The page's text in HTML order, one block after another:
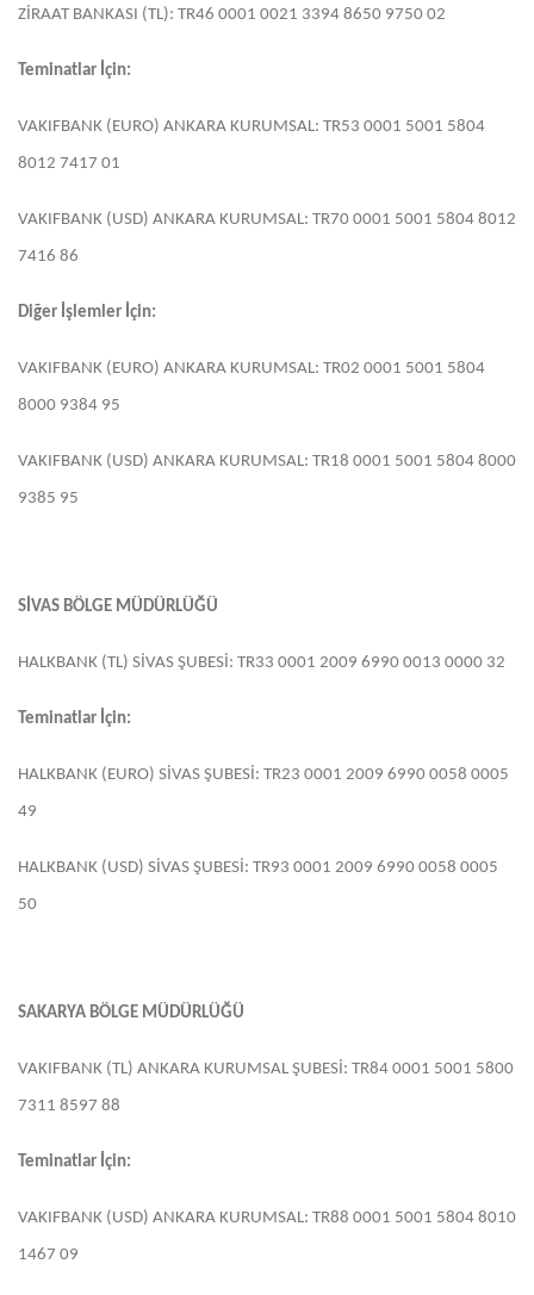
ZİRAAT BANKASI (TL): TR46 0001 0021 3394 8650 9750 02
Teminatlar İçin:
VAKIFBANK (EURO) ANKARA KURUMSAL: TR53 0001 5001 5804
8012 7417 01
VAKIFBANK (USD) ANKARA KURUMSAL: TR70 0001 5001 5804 8012
7416 86
Diğer İşlemler İçin:
VAKIFBANK (EURO) ANKARA KURUMSAL: TR02 0001 5001 5804
8000 9384 95
VAKIFBANK (USD) ANKARA KURUMSAL: TR18 0001 5001 5804 8000
9385 95
SİVAS BÖLGE MÜDÜRLÜĞÜ
HALKBANK (TL) SİVAS ŞUBESİ: TR33 0001 2009 6990 0013 0000 32
Teminatlar İçin:
HALKBANK (EURO) SİVAS ŞUBESİ: TR23 0001 2009 6990 0058 0005
49
HALKBANK (USD) SİVAS ŞUBESİ: TR93 0001 2009 6990 0058 0005
50
SAKARYA BÖLGE MÜDÜRLÜĞÜ
VAKIFBANK (TL) ANKARA KURUMSAL ŞUBESİ: TR84 0001 5001 5800
7311 8597 88
Teminatlar İçin:
VAKIFBANK (USD) ANKARA KURUMSAL: TR88 0001 5001 5804 8010
1467 09